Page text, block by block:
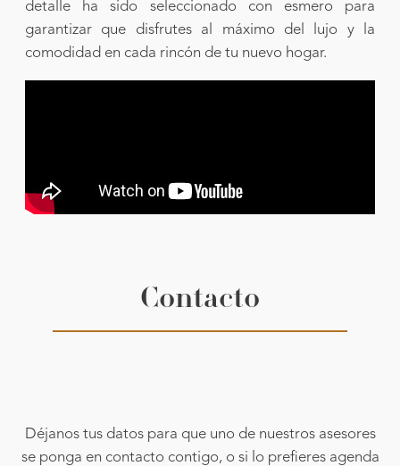
detalle ha sido seleccionado con esmero para
garantizar que disfrutes al máximo del lujo y la
comodidad en cada rincón de tu nuevo hogar.
Contacto
Déjanos tus datos para que uno de nuestros asesores
se ponga en contacto contigo, o si lo prefieres agenda